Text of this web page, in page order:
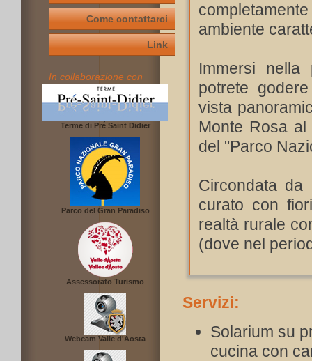
Come contattarci
Link
In collaborazione con
Terme di Pré Saint Didier
Parco del Gran Paradiso
Assessorato Turismo
Webcam Valle d'Aosta
ambiente
Immersi nella
potrete
vista
Monte Rosa
del "Parco
Circondata da
curato con
realtà rurale
(dove nel
Servizi:
Solarium su
cucina con